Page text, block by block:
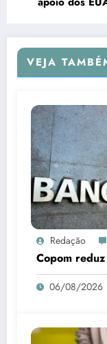
VEJA
Redação
Copom
06/08/2026